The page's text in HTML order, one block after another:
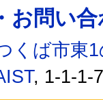
お問い
くば市東
, 1-1-1-